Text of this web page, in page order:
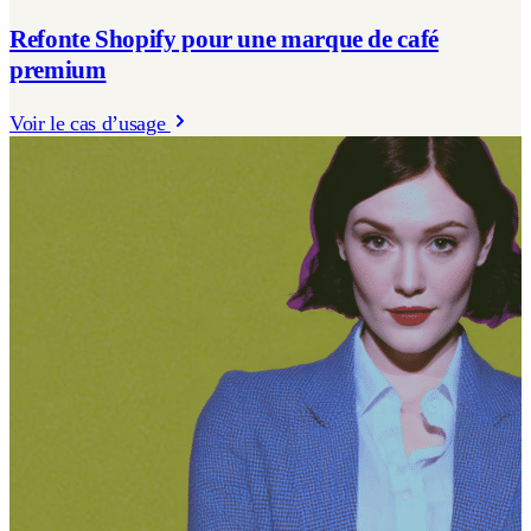
Refonte Shopify pour une marque de café
premium
Voir le cas d’usage